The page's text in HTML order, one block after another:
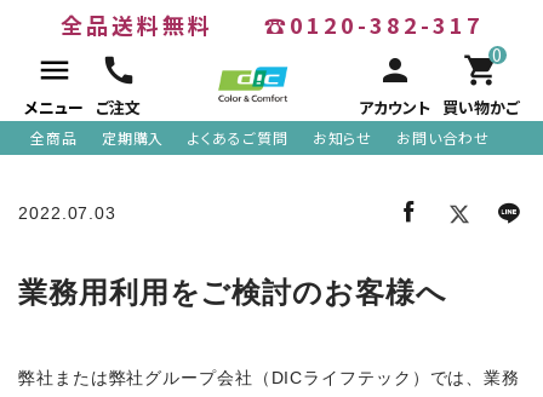
全品送料無料 ☎0120-382-317
menu
メニュー
call
ご注文
person
アカウント
0
shopping_cart
買い物かご
全商品 定期購入 よくあるご質問 お知らせ お問い合わせ
2022.07.03
業務用利用をご検討のお客様へ
弊社または弊社グループ会社（DICライフテック）では、業務